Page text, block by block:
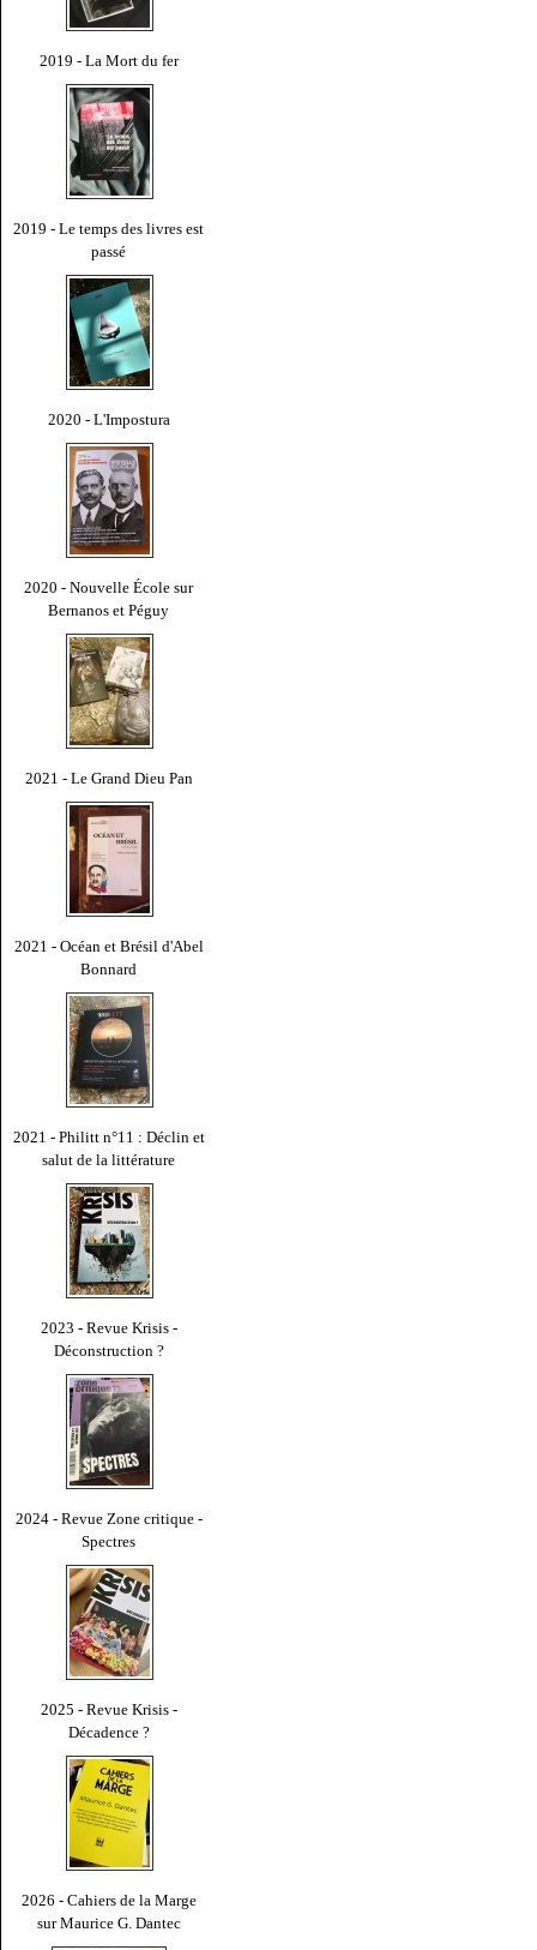
2019 - La Mort du fer
2019 - Le temps des livres est
passé
2020 - L'Impostura
2020 - Nouvelle École sur
Bernanos et Péguy
2021 - Le Grand Dieu Pan
2021 - Océan et Brésil d'Abel
Bonnard
2021 - Philitt n°11 : Déclin et
salut de la littérature
2023 - Revue Krisis -
Déconstruction ?
2024 - Revue Zone critique -
Spectres
2025 - Revue Krisis -
Décadence ?
2026 - Cahiers de la Marge
sur Maurice G. Dantec